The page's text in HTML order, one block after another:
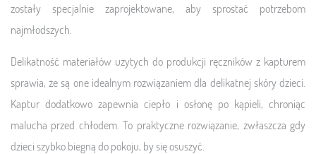
zostały specjalnie zaprojektowane, aby sprostać potrzebom
najmłodszych.
Delikatność materiałów użytych do produkcji ręczników z kapturem
sprawia, że są one idealnym rozwiązaniem dla delikatnej skóry dzieci.
Kaptur dodatkowo zapewnia ciepło i osłonę po kąpieli, chroniąc
malucha przed chłodem. To praktyczne rozwiązanie, zwłaszcza gdy
dzieci szybko biegną do pokoju, by się osuszyć.